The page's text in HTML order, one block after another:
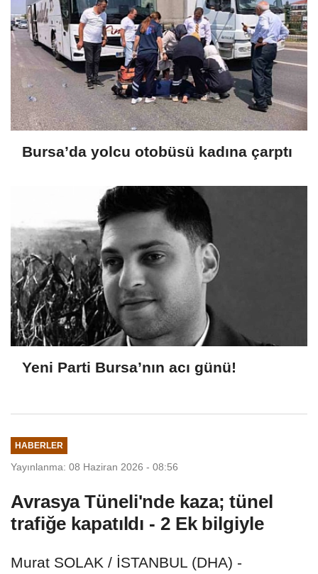
Bursa’da yolcu otobüsü kadına çarptı
Yeni Parti Bursa’nın acı günü!
HABERLER
Yayınlanma: 08 Haziran 2026 - 08:56
Avrasya Tüneli'nde kaza; tünel
trafiğe kapatıldı - 2 Ek bilgiyle
Murat SOLAK / İSTANBUL (DHA) -